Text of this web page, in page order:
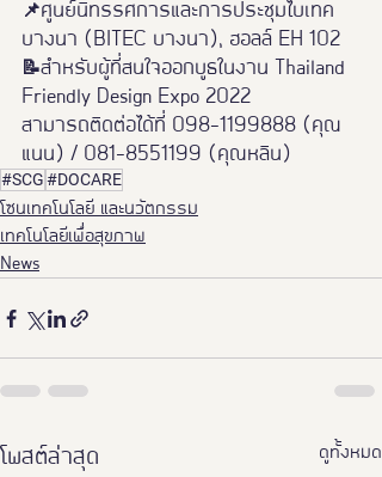
📌ศูนย์นิทรรศการและการประชุมไบเทค
บางนา (BITEC บางนา), ฮอลล์ EH 102
📝สำหรับผู้ที่สนใจออกบูธในงาน Thailand
Friendly Design Expo 2022
สามารถติดต่อได้ที่ 098-1199888 (คุณ
แนน) / 081-8551199 (คุณหลิน)
#SCG#DOCARE
โซนเทคโนโลยี และนวัตกรรม
เทคโนโลยีเพื่อสุขภาพ
News
โพสต์ล่าสุด ดูทั้งหมด